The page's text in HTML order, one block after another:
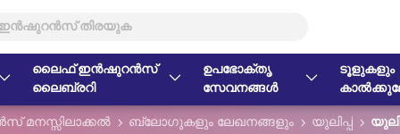
ലൈഫ് ഇൻഷുറൻസ്
ലൈബ്രറി
ഉപഭോക്തൃ
സേവനങ്ങൾ
ടൂളുകളും
ബ്ലോഗുകളും ലേഖനങ്ങളും യുലിപ്പ്